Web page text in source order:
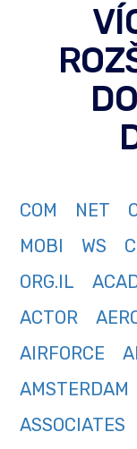
COM NET
MOBI
WS
ORG.IL
ACTOR
AIRFORCE
AMSTERDAM
ASSOCIATES